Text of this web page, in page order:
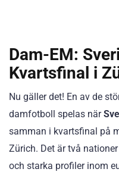
Dam-EM:
Kvartsfinal i
Nu gäller det! En av de
damfotboll spelas när
samman i kvartsfinal på
Zürich. Det är två
och starka profiler inom